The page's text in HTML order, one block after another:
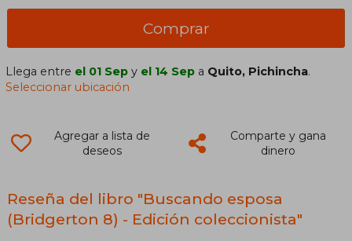
Comprar
Llega entre el 01 Sep y el 14 Sep a Quito, Pichincha.
Seleccionar ubicación
Agregar a lista de
deseos
Comparte y gana
dinero
Reseña del libro "Buscando esposa
(Bridgerton 8) - Edición coleccionista"